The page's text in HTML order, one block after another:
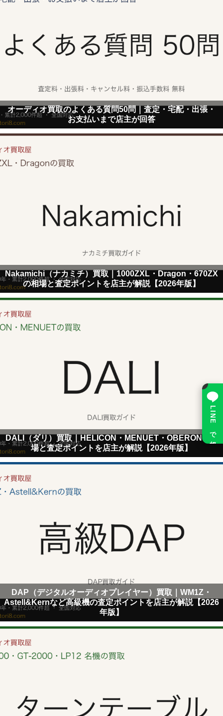
オーディオ買取のよくある質問50問｜査定・宅配・出張・
お支払いまで店主が回答
Nakamichi（ナカミチ）買取｜1000ZXL・Dragon・670ZX
の相場と査定ポイントを店主が解説【2026年版】
DALI（ダリ）買取｜HELICON・MENUET・OBERONの相
場と査定ポイントを店主が解説【2026年版】
DAP（デジタルオーディオプレイヤー）買取｜WM1Z・
Astell&Kernなど高級機の査定ポイントを店主が解説【2026
年版】
LINE で相談
×